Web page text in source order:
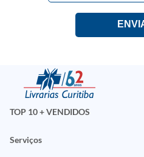
TOP 10 + VENDIDOS
Serviços